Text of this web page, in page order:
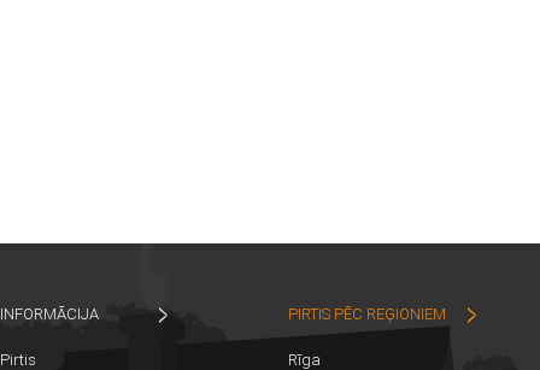
INFORMĀCIJA
Pirtis
PIRTIS PĒC REĢIONIEM
Rīga